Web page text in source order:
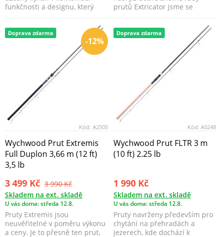
funkčnosti a designu, který
prutů Extricator jsme se
-12%
Doprava zdarma
Kód: A2505
Wychwood Prut Extremis
Full Duplon 3,66 m (12 ft)
3,5 lb
3 499 Kč 3 990 Kč
Skladem na ext. skladě
U vás doma: středa 12.8.
Pruty Extremis jsou
neuvěřitelné v poměru výkonu
a ceny. Je to přesně ten prut,
Doprava zdarma
Kód: A0248
Wychwood Prut FLTR 3 m
(10 ft) 2.25 lb
1 990 Kč
Skladem na ext. skladě
U vás doma: středa 12.8.
Pruty navrženy především pro
chytání na přehradách a
jezerech, kde dochází k